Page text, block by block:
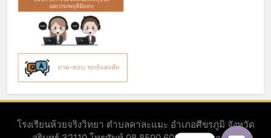
โรงเรียนห้วยจริงวิทยา ตำบลคาละแมะ อำเภอศีขรภูมิ จังหวัด